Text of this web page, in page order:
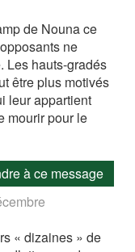
de Nouna ce
ne
Les hauts-gradés
être plus motivés
leur appartient
mourir pour le
à ce message
« dizaines » de